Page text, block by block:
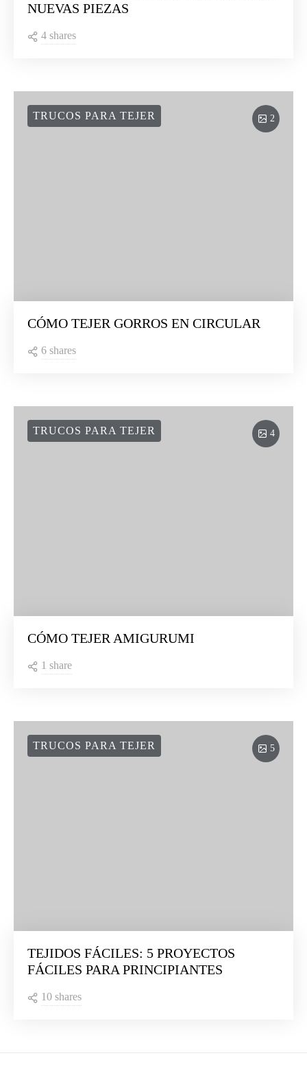
NUEVAS PIEZAS
4 shares
2
TRUCOS PARA TEJER
CÓMO TEJER GORROS EN CIRCULAR
6 shares
4
TRUCOS PARA TEJER
CÓMO TEJER AMIGURUMI
1 share
5
TRUCOS PARA TEJER
TEJIDOS FÁCILES: 5 PROYECTOS
FÁCILES PARA PRINCIPIANTES
10 shares